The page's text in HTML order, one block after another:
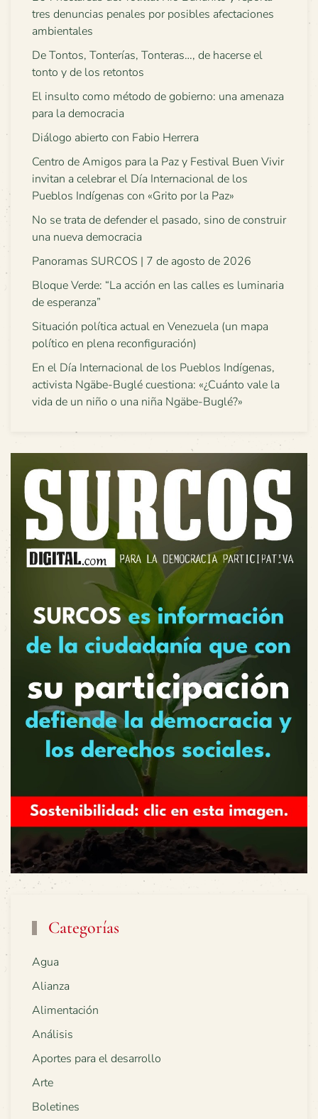
tres denuncias penales por posibles afectaciones
ambientales
De Tontos, Tonterías, Tonteras…, de hacerse el
tonto y de los retontos
El insulto como método de gobierno: una amenaza
para la democracia
Diálogo abierto con Fabio Herrera
Centro de Amigos para la Paz y Festival Buen Vivir
invitan a celebrar el Día Internacional de los
Pueblos Indígenas con «Grito por la Paz»
No se trata de defender el pasado, sino de construir
una nueva democracia
Panoramas SURCOS | 7 de agosto de 2026
Bloque Verde: “La acción en las calles es luminaria
de esperanza”
Situación política actual en Venezuela (un mapa
político en plena reconfiguración)
En el Día Internacional de los Pueblos Indígenas,
activista Ngäbe-Buglé cuestiona: «¿Cuánto vale la
vida de un niño o una niña Ngäbe-Buglé?»
Categorías
Agua
Alianza
Alimentación
Análisis
Aportes para el desarrollo
Arte
Boletines